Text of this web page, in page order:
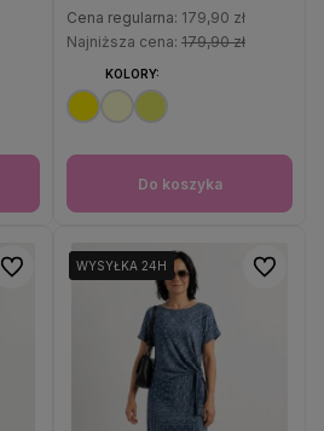
Cena regularna: 179,90 zł
Najniższa cena: 179,90 zł
KOLORY:
Do koszyka
Do ulubionychWYSYŁKA 24H
WYSYŁKA 24H Do